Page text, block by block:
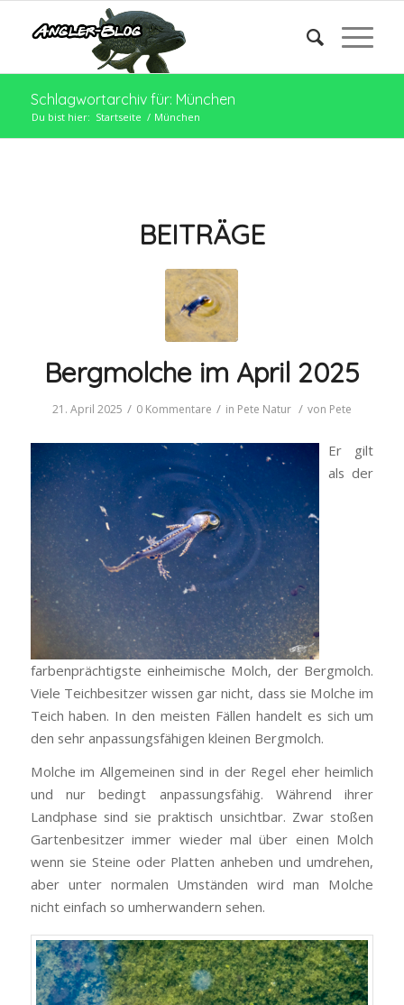
Schlagwortarchiv für: München
Du bist hier: Startseite / München
BEITRÄGE
Bergmolche im April 2025
21. April 2025 / 0 Kommentare / in Pete Natur / von Pete
Er gilt
als der
farbenprächtigste einheimische Molch, der Bergmolch.
Viele Teichbesitzer wissen gar nicht, dass sie Molche im
Teich haben. In den meisten Fällen handelt es sich um
den sehr anpassungsfähigen kleinen Bergmolch.
Molche im Allgemeinen sind in der Regel eher heimlich
und nur bedingt anpassungsfähig. Während ihrer
Landphase sind sie praktisch unsichtbar. Zwar stoßen
Gartenbesitzer immer wieder mal über einen Molch
wenn sie Steine oder Platten anheben und umdrehen,
aber unter normalen Umständen wird man Molche
nicht einfach so umherwandern sehen.